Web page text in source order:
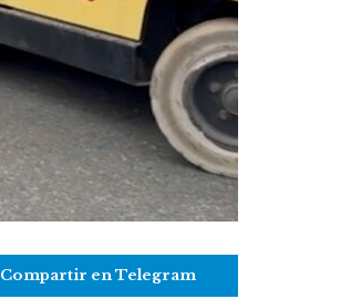
Compartir en Telegram